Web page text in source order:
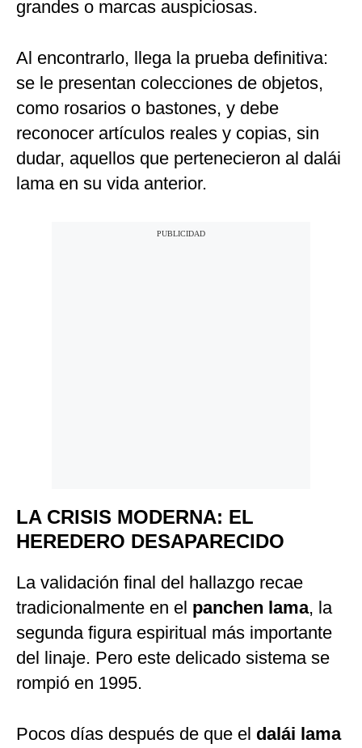
grandes o marcas auspiciosas.
Al encontrarlo, llega la prueba definitiva:
se le presentan colecciones de objetos,
como rosarios o bastones, y debe
reconocer artículos reales y copias, sin
dudar, aquellos que pertenecieron al dalái
lama en su vida anterior.
LA CRISIS MODERNA: EL
HEREDERO DESAPARECIDO
La validación final del hallazgo recae
tradicionalmente en el panchen lama, la
segunda figura espiritual más importante
del linaje. Pero este delicado sistema se
rompió en 1995.
Pocos días después de que el dalái lama